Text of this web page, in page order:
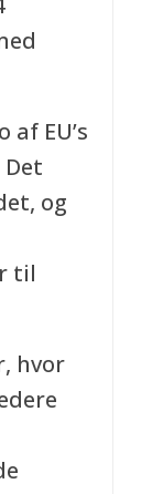
EU’s
og
til
hvor